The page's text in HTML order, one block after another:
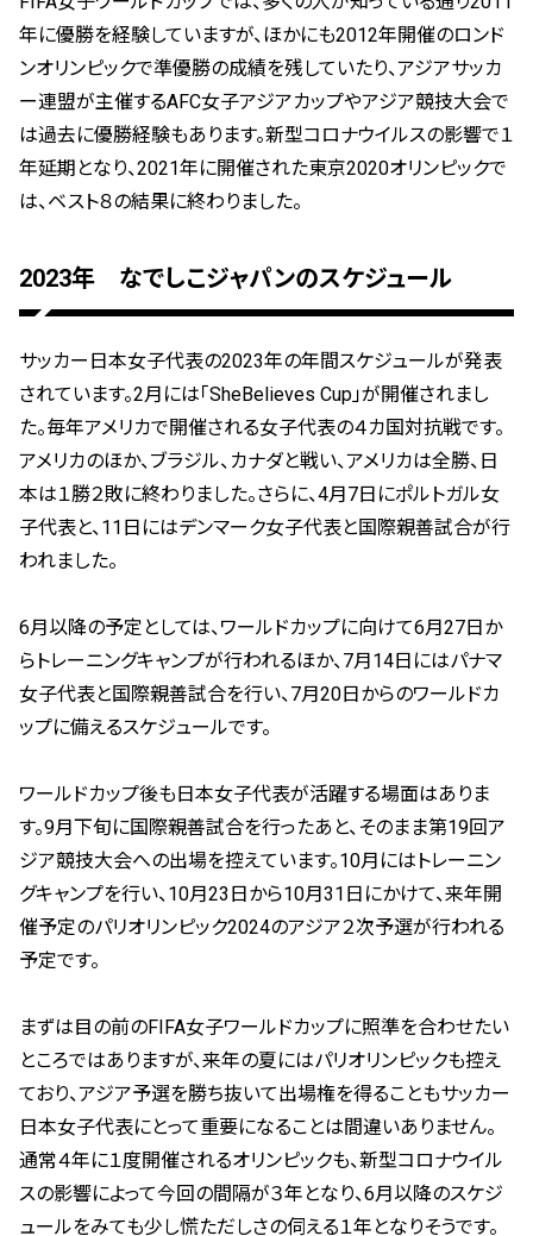
年に優勝を経験していますが、ほかにも2012年開催のロンド
ンオリンピックで準優勝の成績を残していたり、アジアサッカ
ー連盟が主催するAFC女子アジアカップやアジア競技大会で
は過去に優勝経験もあります。新型コロナウイルスの影響で１
年延期となり、2021年に開催された東京2020オリンピックで
は、ベスト８の結果に終わりました。
2023年 なでしこジャパンのスケジュール
サッカー日本女子代表の2023年の年間スケジュールが発表
されています。2月には「SheBelieves Cup」が開催されまし
た。毎年アメリカで開催される女子代表の４カ国対抗戦です。
アメリカのほか、ブラジル、カナダと戦い、アメリカは全勝、日
本は１勝２敗に終わりました。さらに、4月7日にポルトガル女
子代表と、11日にはデンマーク女子代表と国際親善試合が行
われました。
6月以降の予定としては、ワールドカップに向けて6月27日か
らトレーニングキャンプが行われるほか、7月14日にはパナマ
女子代表と国際親善試合を行い、7月20日からのワールドカ
ップに備えるスケジュールです。
ワールドカップ後も日本女子代表が活躍する場面はありま
す。9月下旬に国際親善試合を行ったあと、そのまま第19回ア
ジア競技大会への出場を控えています。10月にはトレーニン
グキャンプを行い、10月23日から10月31日にかけて、来年開
催予定のパリオリンピック2024のアジア２次予選が行われる
予定です。
まずは目の前のFIFA女子ワールドカップに照準を合わせたい
ところではありますが、来年の夏にはパリオリンピックも控え
ており、アジア予選を勝ち抜いて出場権を得ることもサッカー
日本女子代表にとって重要になることは間違いありません。
通常４年に１度開催されるオリンピックも、新型コロナウイル
スの影響によって今回の間隔が３年となり、6月以降のスケジ
ュールをみても少し慌ただしさの伺える１年となりそうです。